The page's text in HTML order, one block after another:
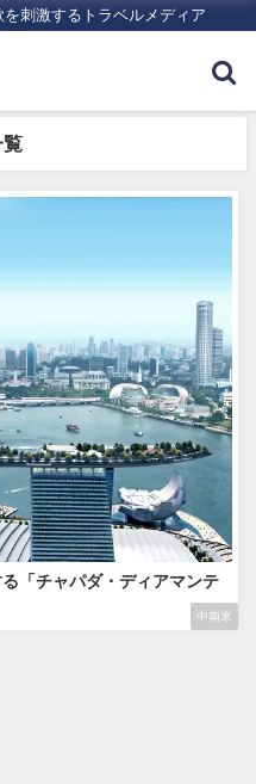
刺激するトラベルメディア
覧
中南米
「チャパダ・ディアマンテ